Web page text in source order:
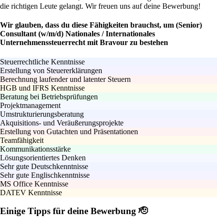
die richtigen Leute gelangt. Wir freuen uns auf deine Bewerbung!
Wir glauben, dass du diese Fähigkeiten brauchst, um (Senior)
Consultant (w/m/d) Nationales / Internationales
Unternehmenssteuerrecht mit Bravour zu bestehen
Steuerrechtliche Kenntnisse
Erstellung von Steuererklärungen
Berechnung laufender und latenter Steuern
HGB und IFRS Kenntnisse
Beratung bei Betriebsprüfungen
Projektmanagement
Umstrukturierungsberatung
Akquisitions- und Veräußerungsprojekte
Erstellung von Gutachten und Präsentationen
Teamfähigkeit
Kommunikationsstärke
Lösungsorientiertes Denken
Sehr gute Deutschkenntnisse
Sehr gute Englischkenntnisse
MS Office Kenntnisse
DATEV Kenntnisse
Einige Tipps für deine Bewerbung 🫡